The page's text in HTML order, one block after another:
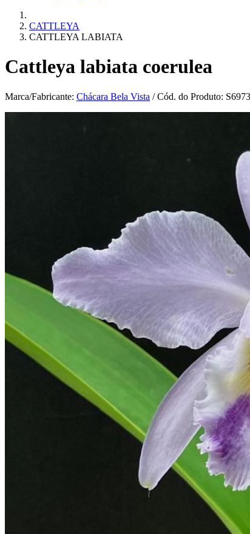
CATTLEYA
CATTLEYA LABIATA
Cattleya labiata coerulea
Marca/Fabricante: Chácara Bela Vista / Cód. do Produto: S6973